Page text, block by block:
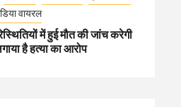
वायरल
में हुई मौत की जांच करेगी
है हत्या का आरोप